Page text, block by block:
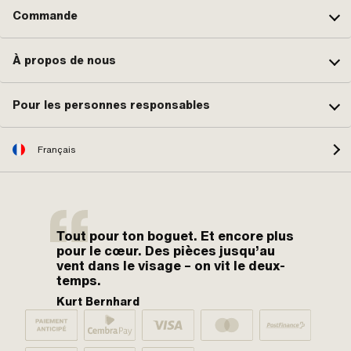
Commande
À propos de nous
Pour les personnes responsables
Français
Tout pour ton boguet. Et encore plus
pour le cœur. Des pièces jusqu’au
vent dans le visage – on vit le deux-
temps.
Kurt Bernhard